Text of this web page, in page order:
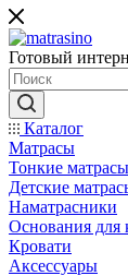
Готовый
Каталог
Матрасы
Тонкие матрасы
Детские
Наматрасники
Основания для
Кровати
Аксессуары